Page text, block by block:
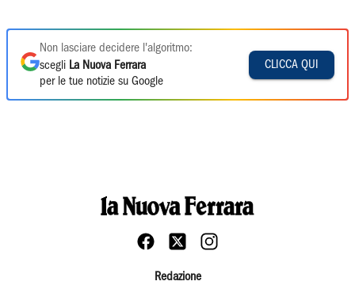
Non lasciare decidere l'algoritmo:
scegli La Nuova Ferrara
per le tue notizie su Google
CLICCA QUI
Redazione